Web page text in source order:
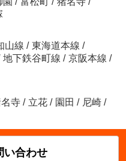
山線 / 東海道本線 /
地下鉄谷町線 / 京阪本線 /
寺 / 立花 / 園田 / 尼崎 /
い合わせ